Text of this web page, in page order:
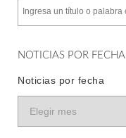
NOTICIAS POR FECHA
Noticias por fecha